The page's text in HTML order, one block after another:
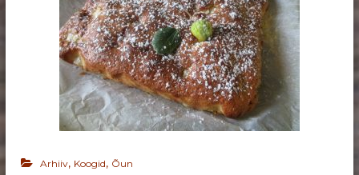
Arhiiv, Koogid, Õun